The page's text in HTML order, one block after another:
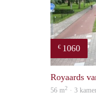
€ 1060
Royaards
56 m2 · 3